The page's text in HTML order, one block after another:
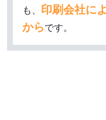
も、 印刷会社に
からです。